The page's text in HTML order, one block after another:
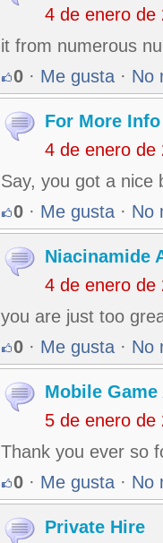
4 de enero de
it from numerous
0 · Me gusta · No
For More Info
4 de enero de
Say, you got a nice
0 · Me gusta · No
Niacinamide
4 de enero de
you are just too
0 · Me gusta · No
Mobile Game
5 de enero de
Thank you ever so
0 · Me gusta · No
Private Hire